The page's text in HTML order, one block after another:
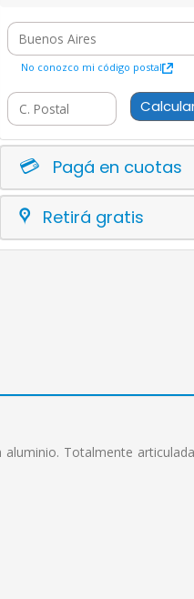
No conozco mi código postal
Pagá en cuotas
Retirá gratis
Totalmente